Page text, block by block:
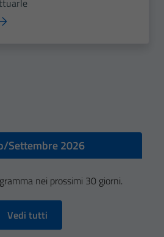
Settembre 2026
nei prossimi 30 giorni.
Vedi tutti